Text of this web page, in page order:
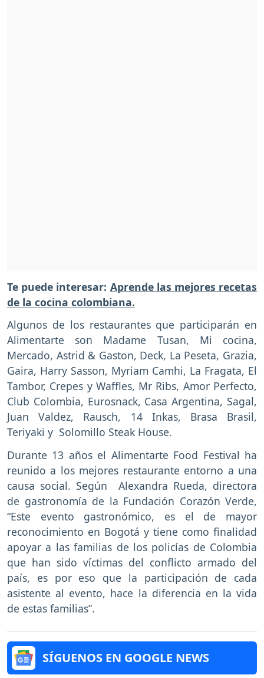
Te puede interesar: Aprende las mejores recetas
de la cocina colombiana.
Algunos de los restaurantes que participarán en
Alimentarte son Madame Tusan, Mi cocina,
Mercado, Astrid & Gaston, Deck, La Peseta, Grazia,
Gaira, Harry Sasson, Myriam Camhi, La Fragata, El
Tambor, Crepes y Waffles, Mr Ribs, Amor Perfecto,
Club Colombia, Eurosnack, Casa Argentina, Sagal,
Juan Valdez, Rausch, 14 Inkas, Brasa Brasil,
Teriyaki y Solomillo Steak House.
Durante 13 años el Alimentarte Food Festival ha
reunido a los mejores restaurante entorno a una
causa social. Según Alexandra Rueda, directora
de gastronomía de la Fundación Corazón Verde,
“Este evento gastronómico, es el de mayor
reconocimiento en Bogotá y tiene como finalidad
apoyar a las familias de los policías de Colombia
que han sido víctimas del conflicto armado del
país, es por eso que la participación de cada
asistente al evento, hace la diferencia en la vida
de estas familias”.
SÍGUENOS EN GOOGLE NEWS